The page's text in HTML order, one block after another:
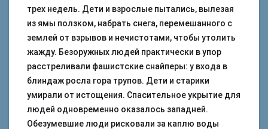
трех недель. Дети и взрослые пытались, вылезая
из ямы ползком, набрать снега, перемешанного с
землей от взрывов и нечистотами, чтобы утолить
жажду. Безоружных людей практически в упор
расстреливали фашистские снайперы: у входа в
блиндаж росла гора трупов. Дети и старики
умирали от истощения. Спасительное укрытие для
людей одновременно оказалось западней.
Обезумевшие люди рисковали за каплю воды